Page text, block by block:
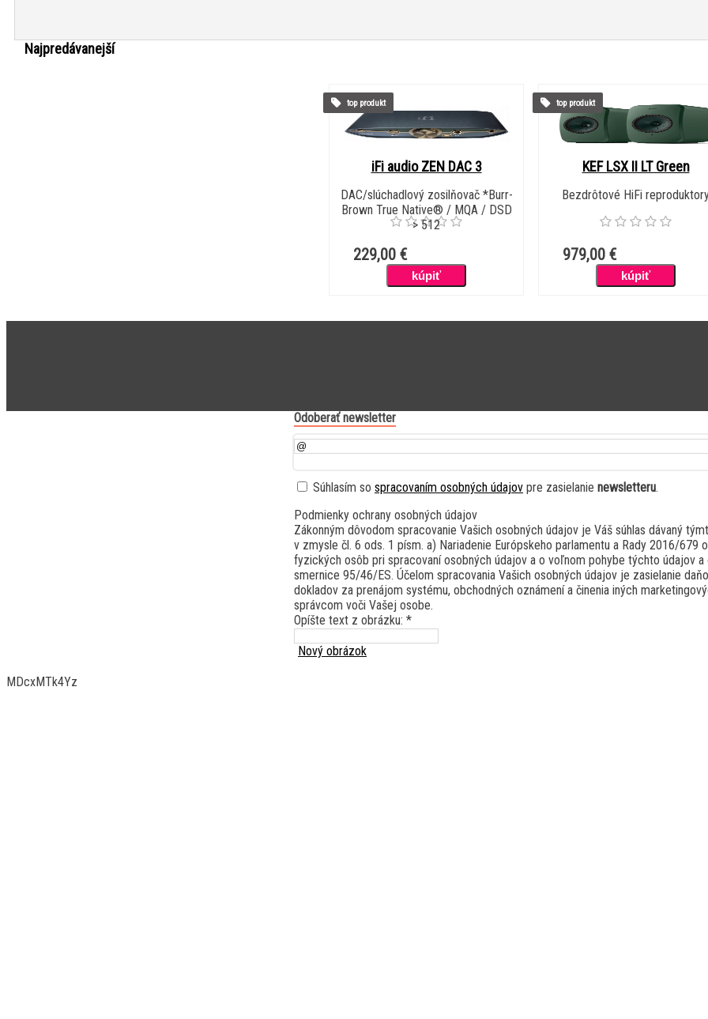
Najpredávanejší
iFi audio ZEN DAC 3
DAC/slúchadlový zosilňovač *Burr-
Brown True Native® / MQA / DSD
> 512
229,00 €
top produkt
KEF LSX II LT Green
Bezdrôtové HiFi
979,00 €
top produkt
Odoberať newsletter
Súhlasím so spracovaním osobných údajov pre zasielanie newsletteru.
Podmienky ochrany osobných údajov
Zákonným dôvodom spracovanie Vašich osobných údajov je Váš súhlas dávaný
v zmysle čl. 6 ods. 1 písm. a) Nariadenie Európskeho parlamentu a Rady 2016/679
fyzických osôb pri spracovaní osobných údajov a o voľnom pohybe týchto údajov a
smernice 95/46/ES. Účelom spracovania Vašich osobných údajov je zasielanie
dokladov za prenájom systému, obchodných oznámení a činenia iných
správcom voči Vašej osobe.
Opíšte text z obrázku: *
Nový obrázok
MDcxMTk4Yz